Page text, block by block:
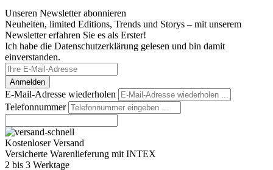
Unseren Newsletter abonnieren
Neuheiten, limited Editions, Trends und Storys – mit unserem
Newsletter erfahren Sie es als Erster!
Ich habe die Datenschutzerklärung gelesen und bin damit
einverstanden.
Anmelden
E-Mail-Adresse wiederholen
Telefonnummer
Kostenloser Versand
Versicherte Warenlieferung mit INTEX
2 bis 3 Werktage